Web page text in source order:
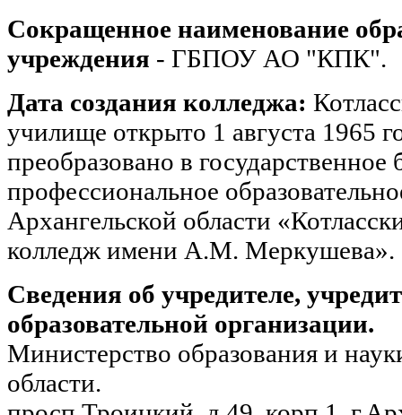
Сокращенное наименование
учреждения - ГБПОУ АО "КПК".
Дата создания колледжа:
училище открыто 1 августа 1965
преобразовано в
профессиональное
Архангельской области
колледж имени А.М. Меркушева».
Сведения об учредителе,
образовательной организации.
Министерство образования и
области.